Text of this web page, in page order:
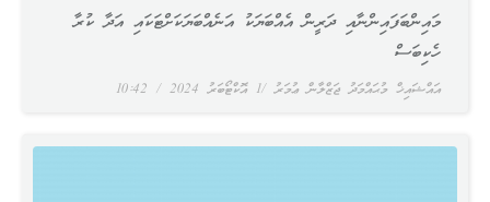
އައްޝައިޚް މުޙައްމަދު ޖަޒްލާން ޢުމަރު 1 އޮކްޓޯބަރު 2024
މައިންބަފައިންނާއި ދަރީން އެއްބަޔަކު އަނެއްބަޔަކަށްޓަކައި އަދާ ކުރާ
ހެކިބަސް